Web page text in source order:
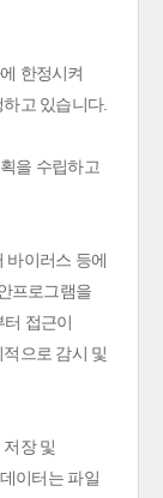
한정시켜
고 있습니다.
을 수립하고
바이러스 등에
프로그램을
접근이
으로 감시 및
장 및
이터는 파일